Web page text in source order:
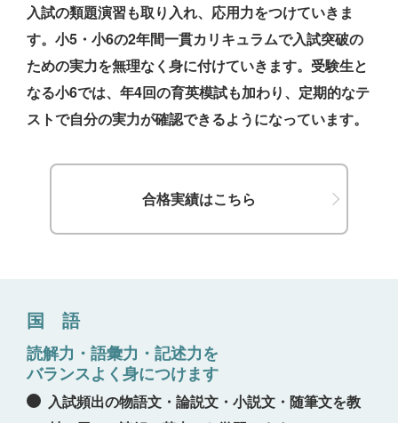
入試の類題演習も取り入れ、応用力をつけていきま
す。小5・小6の2年間一貫カリキュラムで入試突破の
ための実力を無理なく身に付けていきます。受験生と
なる小6では、年4回の育英模試も加わり、定期的なテ
ストで自分の実力が確認できるようになっています。
合格実績はこちら
国 語
読解力・語彙力・記述力を
バランスよく身につけます
入試頻出の物語文・論説文・小説文・随筆文を教